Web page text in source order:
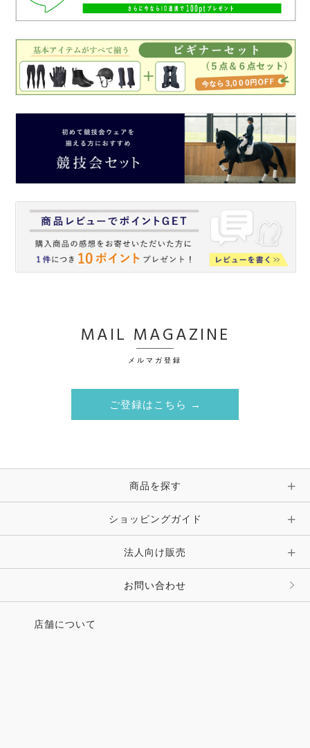
MAIL MAGAZINE
メルマガ登録
ご登録はこちら →
商品を探す
ショッピングガイド
法人向け販売
お問い合わせ
店舗について